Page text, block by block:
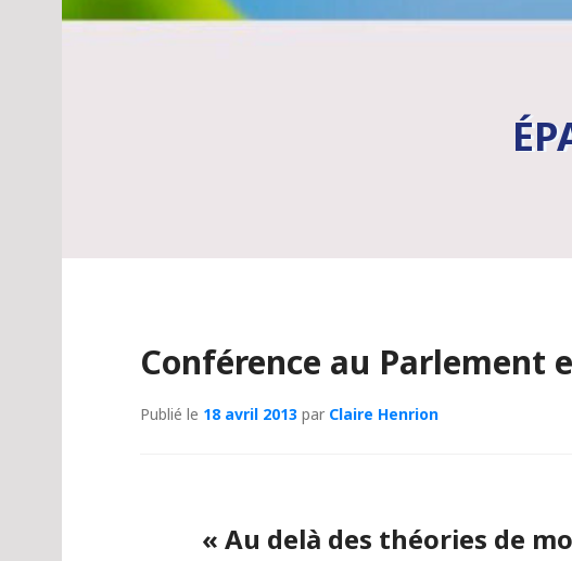
Conférence au Parlement
Publié le 18 avril 2013 par Claire Henrion
« Au delà des théories de